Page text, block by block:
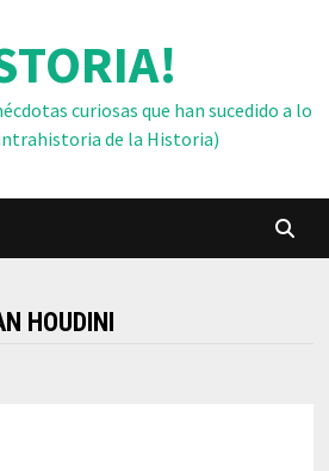
curiosas que han sucedido a lo
de la Historia)
HOUDINI